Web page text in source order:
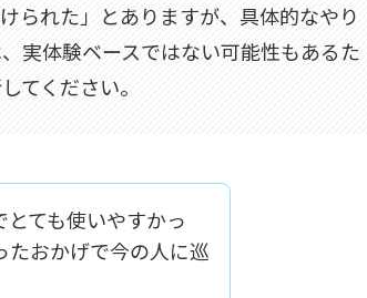
られた」とありますが、具体的なやり
実体験ベースではない可能性もあるた
てください。
とても使いやすかっ
たおかげで今の人に巡